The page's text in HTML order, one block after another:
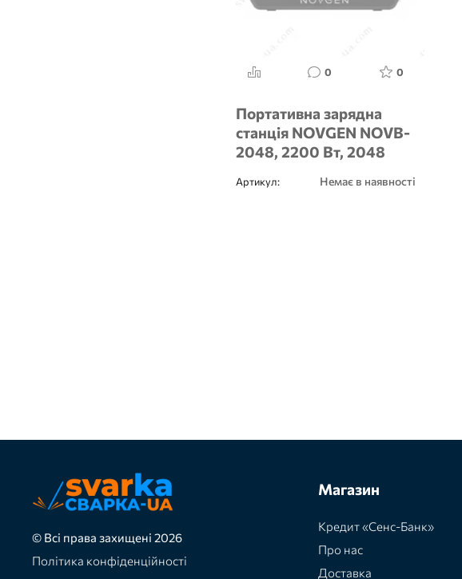
0 0
Портативна зарядна
станція NOVGEN NOVB-
2048, 2200 Вт, 2048
БДЖ, швидка зарядка
Артикул: Немає в наявності
© Всі права захищені 2026
Політика конфіденційності
Магазин
Кредит «Сенс-Банк»
Про нас
Доставка